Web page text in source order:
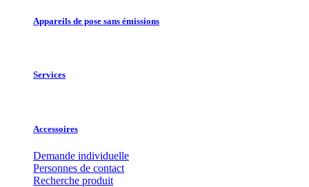
Appareils de pose sans émissions
Services
Accessoires
Demande individuelle
Personnes de contact
Recherche produit